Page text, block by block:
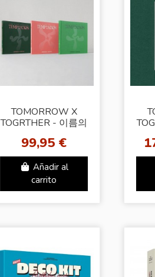
TOMORROW X
TOGRTHER - 이름의
(Weverse SET)
99,95 €
Añadir al
carrito